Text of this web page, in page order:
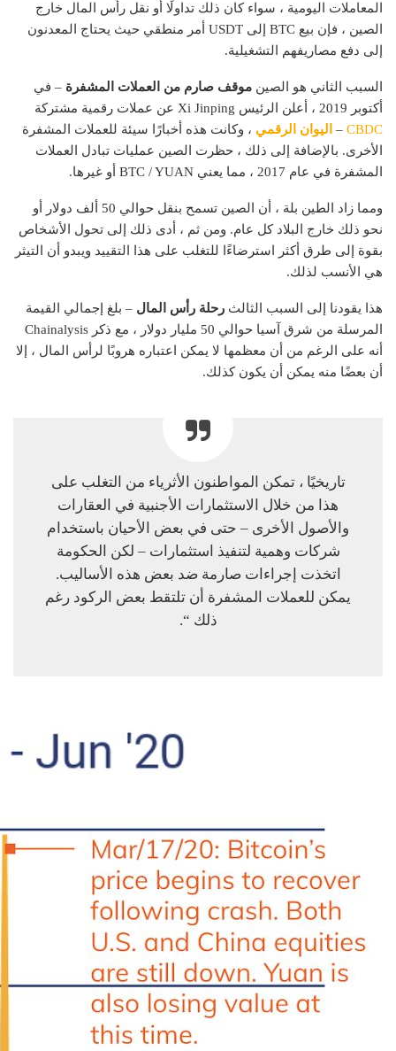
المعاملات اليومية ، سواء كان ذلك تداولًا أو نقل رأس المال خارج
الصين ، فإن بيع BTC إلى USDT أمر منطقي حيث يحتاج المعدنون
إلى دفع مصاريفهم التشغيلية.
السبب الثاني هو الصين موقف صارم من العملات المشفرة – في
أكتوبر 2019 ، أعلن الرئيس Xi Jinping عن عملات رقمية مشتركة
CBDC
– اليوان الرقمي ، وكانت هذه أخبارًا سيئة للعملات المشفرة
الأخرى. بالإضافة إلى ذلك ، حظرت الصين عمليات تبادل العملات
المشفرة في عام 2017 ، مما يعني BTC / YUAN أو غيرها.
ومما زاد الطين بلة ، أن الصين تسمح بنقل حوالي 50 ألف دولار أو
نحو ذلك خارج البلاد كل عام. ومن ثم ، أدى ذلك إلى تحول الأشخاص
بقوة إلى طرق أكثر استرضاءًا للتغلب على هذا التقييد ويبدو أن التيثر
هي الأنسب لذلك.
هذا يقودنا إلى السبب الثالث رحلة رأس المال – بلغ إجمالي القيمة
المرسلة من شرق آسيا حوالي 50 مليار دولار ، مع ذكر Chainalysis
أنه على الرغم من أن معظمها لا يمكن اعتباره هروبًا لرأس المال ، إلا
أن بعضًا منه يمكن أن يكون كذلك.
تاريخيًا ، تمكن المواطنون الأثرياء من التغلب على
هذا من خلال الاستثمارات الأجنبية في العقارات
والأصول الأخرى – حتى في بعض الأحيان باستخدام
شركات وهمية لتنفيذ استثمارات – لكن الحكومة
اتخذت إجراءات صارمة ضد بعض هذه الأساليب.
يمكن للعملات المشفرة أن تلتقط بعض الركود رغم
ذلك “.